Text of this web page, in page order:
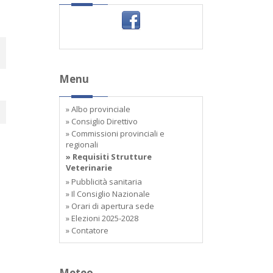
Menu
» Albo provinciale
» Consiglio Direttivo
» Commissioni provinciali e
regionali
» Requisiti Strutture
Veterinarie
» Pubblicità sanitaria
» Il Consiglio Nazionale
» Orari di apertura sede
» Elezioni 2025-2028
» Contatore